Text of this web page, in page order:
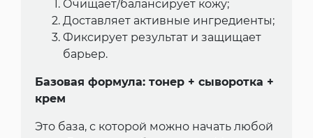
Очищает/балансирует кожу;
Доставляет активные ингредиенты;
Фиксирует результат и защищает
барьер.
Базовая формула: тонер + сыворотка +
крем
Это база, с которой можно начать любой